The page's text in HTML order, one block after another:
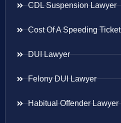
CDL Suspension Lawyer
Cost Of A Speeding Ticket
DUI Lawyer
Felony DUI Lawyer
Habitual Offender Lawyer